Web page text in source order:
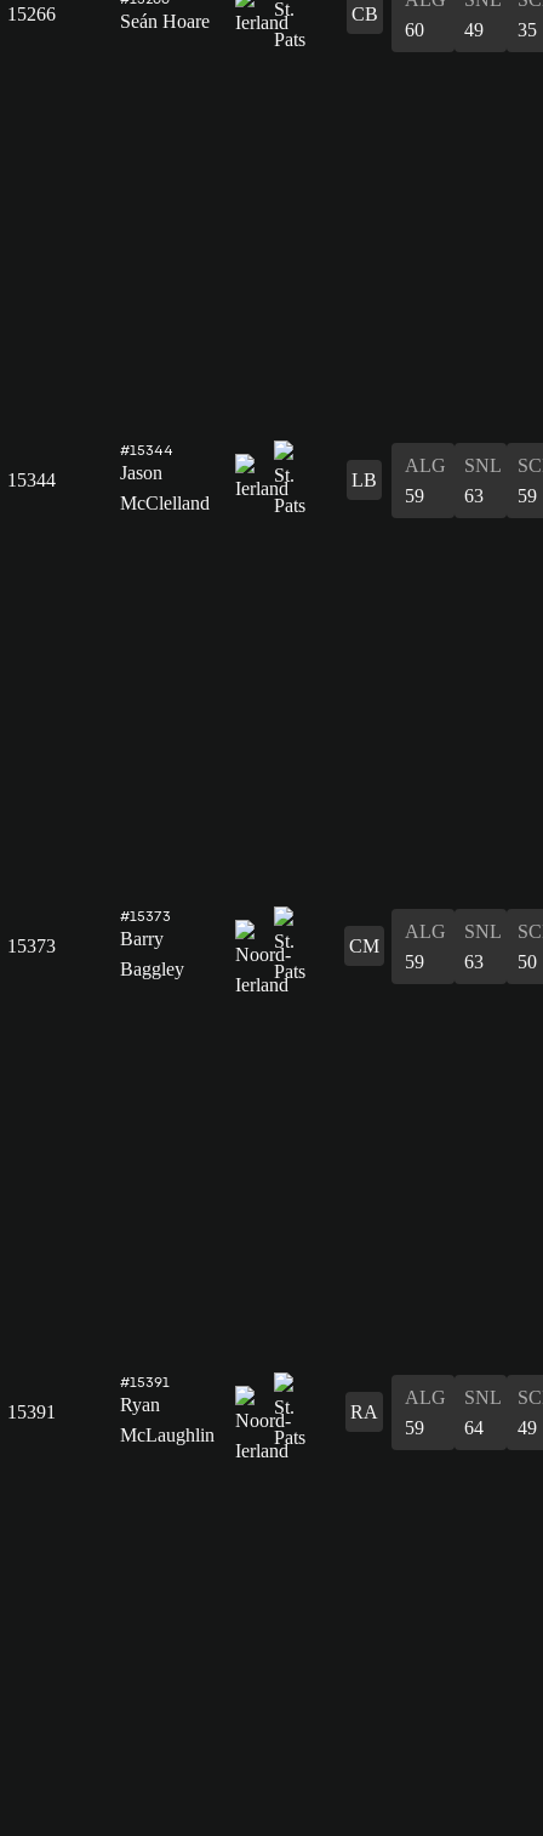
15266 Seán Hoare CB
60
49
35
15344
#15344
Jason
McClelland
LB
ALG
59
SNL
63
59
15373
#15373
Barry
Baggley
CM
ALG
59
SNL
63
50
15391
#15391
Ryan
McLaughlin
RA
ALG
59
SNL
64
49